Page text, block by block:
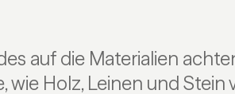
auf die Materialien
Holz, Leinen und Stein